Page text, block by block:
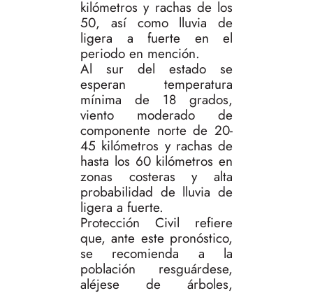
kilómetros y rachas de los
50, así como lluvia de
ligera a fuerte en el
periodo en mención.
Al sur del estado se
esperan temperatura
mínima de 18 grados,
viento moderado de
componente norte de 20-
45 kilómetros y rachas de
hasta los 60 kilómetros en
zonas costeras y alta
probabilidad de lluvia de
ligera a fuerte.
Protección Civil refiere
que, ante este pronóstico,
se recomienda a la
población resguárdese,
aléjese de árboles,